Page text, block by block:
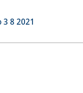
8 2021